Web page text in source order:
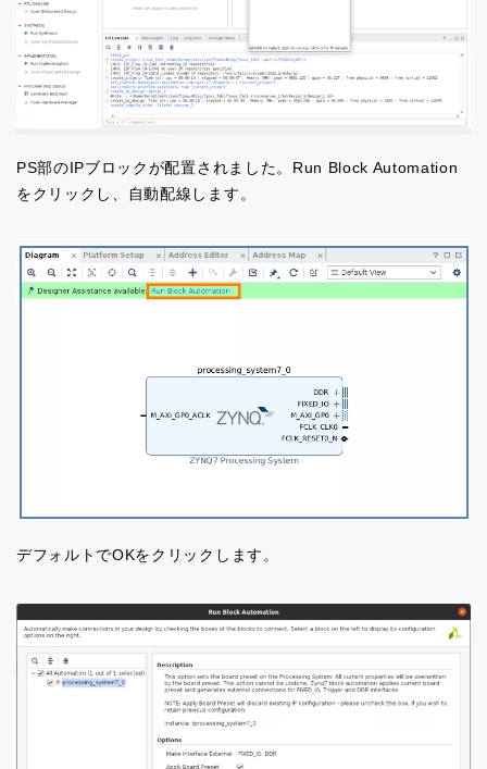
PS部のIPブロックが配置されました。Run Block Automation
をクリックし、自動配線します。
デフォルトでOKをクリックします。